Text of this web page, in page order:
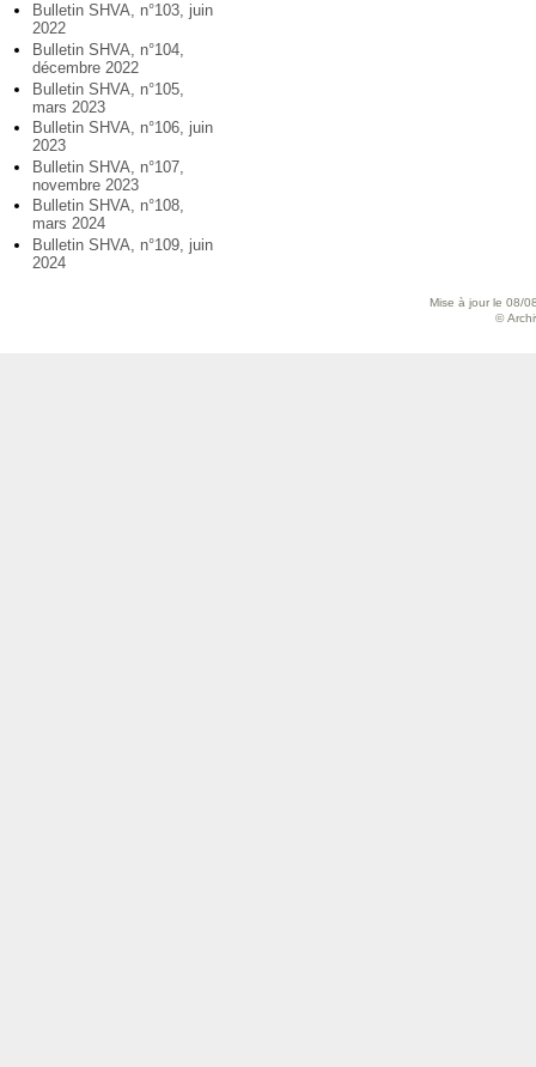
Bulletin SHVA, n°103, juin
2022
Bulletin SHVA, n°104,
décembre 2022
Bulletin SHVA, n°105,
mars 2023
Bulletin SHVA, n°106, juin
2023
Bulletin SHVA, n°107,
novembre 2023
Bulletin SHVA, n°108,
mars 2024
Bulletin SHVA, n°109, juin
2024
Mise à jour le 08/
©